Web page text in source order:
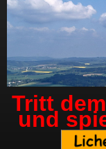
Tritt
und